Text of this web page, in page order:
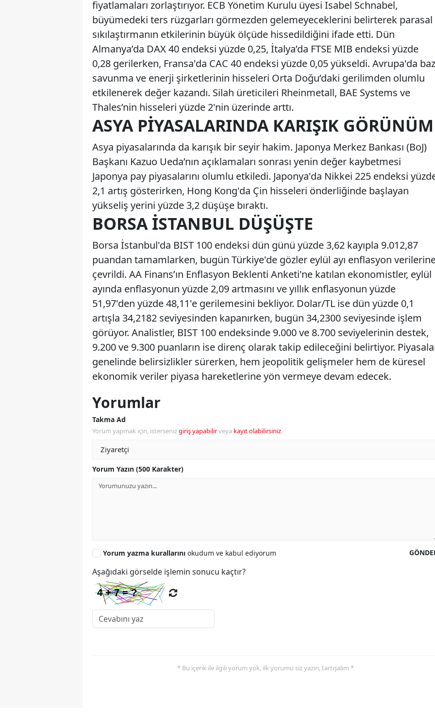
fiyatlamaları zorlaştırıyor. ECB Yönetim Kurulu üyesi Isabel Schnabel,
büyümedeki ters rüzgarları görmezden gelemeyeceklerini belirterek parasal
sıkılaştırmanın etkilerinin büyük ölçüde hissedildiğini ifade etti. Dün
Almanya’da DAX 40 endeksi yüzde 0,25, İtalya’da FTSE MIB endeksi yüzde
0,28 gerilerken, Fransa'da CAC 40 endeksi yüzde 0,05 yükseldi. Avrupa'da
savunma ve enerji şirketlerinin hisseleri Orta Doğu’daki gerilimden olumlu
etkilenerek değer kazandı. Silah üreticileri Rheinmetall, BAE Systems ve
Thales’nin hisseleri yüzde 2'nin üzerinde arttı.
ASYA PIYASALARINDA KARIŞIK GÖRÜNÜM
Asya piyasalarında da karışık bir seyir hakim. Japonya Merkez Bankası (BoJ)
Başkanı Kazuo Ueda’nın açıklamaları sonrası yenin değer kaybetmesi
Japonya pay piyasalarını olumlu etkiledi. Japonya'da Nikkei 225 endeksi
2,1 artış gösterirken, Hong Kong'da Çin hisseleri önderliğinde başlayan
yükseliş yerini yüzde 3,2 düşüşe bıraktı.
BORSA İSTANBUL DÜŞÜŞTE
Borsa İstanbul'da BIST 100 endeksi dün günü yüzde 3,62 kayıpla 9.012,87
puandan tamamlarken, bugün Türkiye'de gözler eylül ayı enflasyon
çevrildi. AA Finans’ın Enflasyon Beklenti Anketi'ne katılan ekonomistler, eylül
ayında enflasyonun yüzde 2,09 artmasını ve yıllık enflasyonun yüzde
51,97'den yüzde 48,11'e gerilemesini bekliyor. Dolar/TL ise dün yüzde 0,1
artışla 34,2182 seviyesinden kapanırken, bugün 34,2300 seviyesinde işlem
görüyor. Analistler, BIST 100 endeksinde 9.000 ve 8.700 seviyelerinin destek,
9.200 ve 9.300 puanların ise direnç olarak takip edileceğini belirtiyor.
genelinde belirsizlikler sürerken, hem jeopolitik gelişmeler hem de küresel
ekonomik veriler piyasa hareketlerine yön vermeye devam edecek.
Yorumlar
Takma Ad
Yorum yapmak için, istersenizgiriş yapabilirveya kayıt olabilirsiniz.
Yorum Yazın (500 Karakter)
Yorum yazma kurallarını okudum ve kabul ediyorum
Aşağıdaki görselde işlemin sonucu kaçtır?
* Bu içerik ile ilgili yorum yok, ilk yorumu siz yazın, tartışalım *